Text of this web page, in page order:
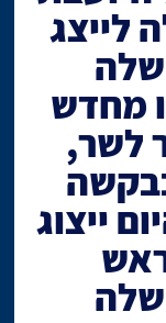
לייצג
מחדש
לשר,
ייצוג